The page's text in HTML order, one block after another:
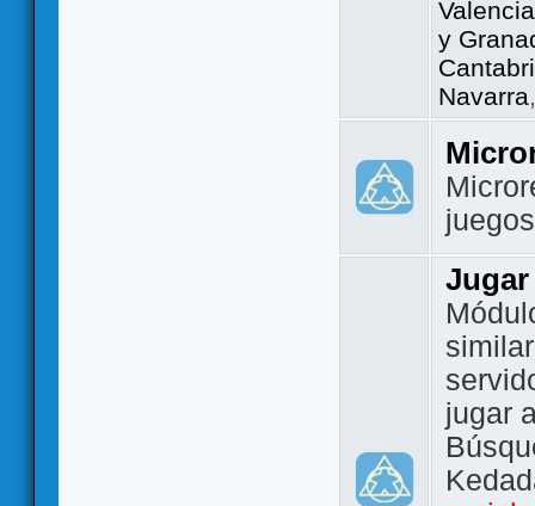
Valencia
y
Navarra
Jugar
jugar